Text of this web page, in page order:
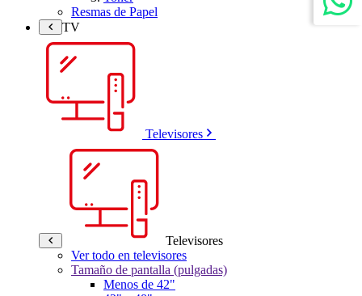
Resmas de Papel
TV
Televisores
Televisores
Ver todo en televisores
Tamaño de pantalla (pulgadas)
Menos de 42"